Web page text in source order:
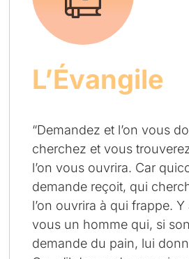
L’Évangile
“Demandez et l’on vous
cherchez et vous
l’on vous ouvrira. Car
demande reçoit, qui
l’on ouvrira à qui frappe.
vous un homme qui, si
demande du pain, lui